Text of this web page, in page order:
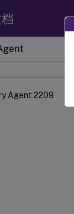
Agent 2209